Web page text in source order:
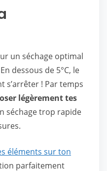
un séchage optimal
dessous de 5°C, le
s’arrêter ! Par temps
légèrement tes
séchage trop rapide
éléments sur ton
parfaitement